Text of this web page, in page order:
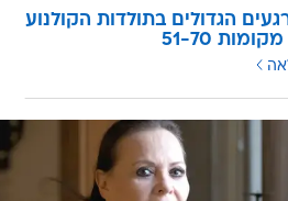
הגדולים בתולדות הקולנוע
51-70